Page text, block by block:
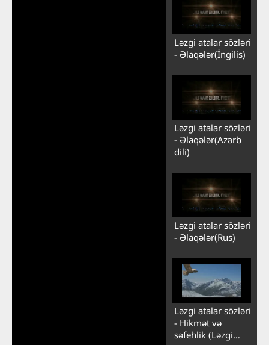
Ləzgi atalar sözləri
- Əlaqələr(İngilis)
Ləzgi atalar sözləri
- Əlaqələr(Azərb
dili)
Ləzgi atalar sözləri
- Əlaqələr(Rus)
Ləzgi atalar sözləri
- Hikmət və
səfehlik (Ləzgi